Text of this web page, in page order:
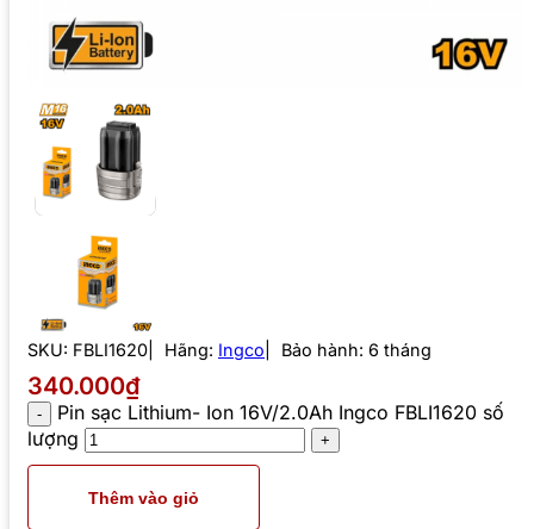
SKU: FBLI1620 Hãng: Ingco Bảo hành: 6 tháng
340.000₫
Pin sạc Lithium- Ion 16V/2.0Ah Ingco FBLI1620 số
lượng
Thêm vào giỏ